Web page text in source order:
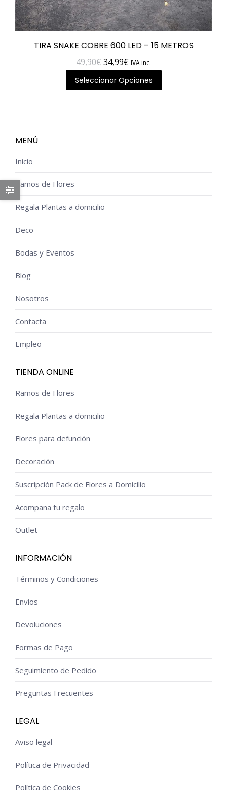
TIRA SNAKE COBRE 600 LED – 15 METROS
49,90€El
precio
original
era:
34,99€El
precio
actual
es:
IVA inc.
Seleccionar Opciones
MENÚ
Inicio
Ramos de Flores
Regala Plantas a domicilio
Deco
Bodas y Eventos
Blog
Nosotros
Contacta
Empleo
TIENDA ONLINE
Ramos de Flores
Regala Plantas a domicilio
Flores para defunción
Decoración
Suscripción Pack de Flores a Domicilio
Acompaña tu regalo
Outlet
INFORMACIÓN
Términos y Condiciones
Envíos
Devoluciones
Formas de Pago
Seguimiento de Pedido
Preguntas Frecuentes
LEGAL
Aviso legal
Política de Privacidad
Política de Cookies